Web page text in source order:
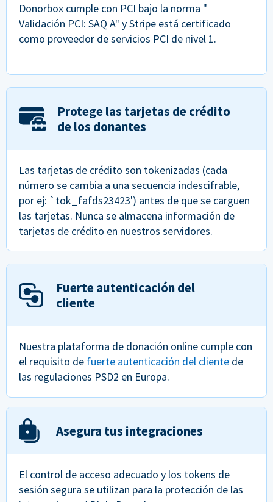
Donorbox cumple con PCI bajo la norma "
Validación PCI: SAQ A" y Stripe está certificado
como proveedor de servicios PCI de nivel 1.
Protege las tarjetas de crédito
de los donantes
Las tarjetas de crédito son tokenizadas (cada
número se cambia a una secuencia indescifrable,
por ej: `tok_fafds23423') antes de que se carguen
las tarjetas. Nunca se almacena información de
tarjetas de crédito en nuestros servidores.
Fuerte autenticación del
cliente
Nuestra plataforma de donación online cumple con
el requisito de fuerte autenticación del cliente de
las regulaciones PSD2 en Europa.
Asegura tus integraciones
El control de acceso adecuado y los tokens de
sesión segura se utilizan para la protección de las